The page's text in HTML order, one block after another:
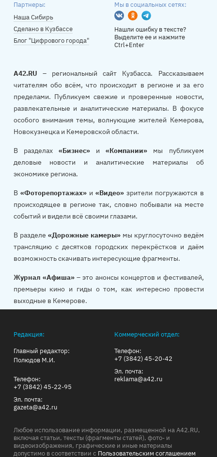
Партнеры:
Наша Сибирь
Сделано в Кузбассе
Блог "Цифрового города"
Мы в социальных сетях:
Вконтакте
Одноклассники
Telegram
Нашли ошибку в тексте?
Выделите ее и нажмите
Ctrl+Enter
A42.RU – региональный сайт Кузбасса. Рассказываем
читателям обо всём, что происходит в регионе и за его
пределами. Публикуем свежие и проверенные новости,
развлекательные и аналитические материалы. В фокусе
особого внимания темы, волнующие жителей Кемерова,
Новокузнецка и Кемеровской области.
В разделах «Бизнес»и«Компании» мы публикуем
деловые новости и аналитические материалы об
экономике региона.
В «Фоторепортажах»и«Видео» зрители погружаются в
происходящее в регионе так, словно побывали на месте
событий и видели всё своими глазами.
В разделе «Дорожные камеры»мы круглосуточно ведём
трансляцию с десятков городских перекрёстков и даём
возможность скачивать интересующие фрагменты.
Журнал «Афиша»– это анонсы концертов и фестивалей,
премьеры кино и гиды о том, как интересно провести
выходные в Кемерове.
Редакция:
Главный редактор:
Полюдов М.И.
Телефон:
+7 (3842) 45-22-95
Эл. почта:
gazeta@a42.ru
Коммерческий отдел:
Телефон:
+7 (3842) 45-20-42
Эл. почта:
reklama@a42.ru
Любое использование информации, размещенной на A42.RU,
включая статьи, тексты (фрагменты статей), фото- и
видеоизображения, графические и иные материалы
допустимо в соответствии с Пользовательским соглашением